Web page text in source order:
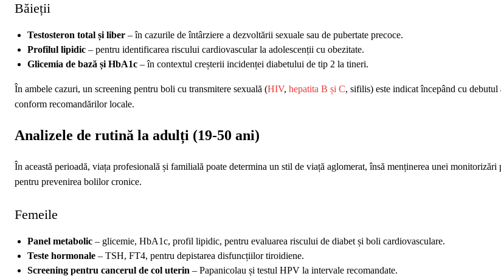
Băieții
Testosteron total și liber – în cazurile de întârziere a dezvoltării sexuale sau de pubertate precoce.
Profilul lipidic – pentru identificarea riscului cardiovascular la adolescenții cu obezitate.
Glicemia de bază și HbA1c – în contextul creșterii incidenței diabetului de tip 2 la tineri.
În ambele cazuri, un screening pentru boli cu transmitere sexuală (HIV, hepatita B și C, sifilis) este indicat începând cu
conform recomandărilor locale.
Analizele de rutină la adulți (19‑50 ani)
În această perioadă, viața profesională și familială poate determina un stil de viață aglomerat, însă menținerea unei monitorizări
pentru prevenirea bolilor cronice.
Femeile
Panel metabolic – glicemie, HbA1c, profil lipidic, pentru evaluarea riscului de diabet și boli cardiovasculare.
Teste hormonale – TSH, FT4, pentru depistarea disfuncțiilor tiroidiene.
Screening pentru cancerul de col uterin – Papanicolau și testul HPV la intervale recomandate.